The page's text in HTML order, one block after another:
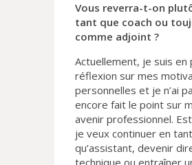
Vous reverra-t-on
tant que coach ou
comme adjoint ?
Actuellement, je suis en
réflexion sur mes
personnelles et je n’ai
encore fait le point sur
avenir professionnel.
je veux continuer en tant
qu’assistant, devenir